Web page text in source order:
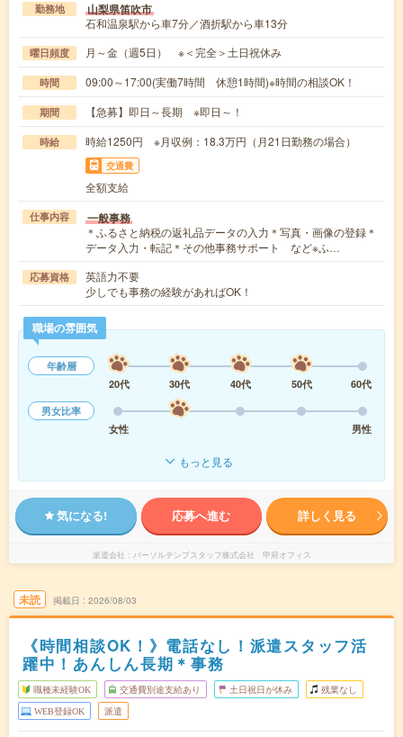
勤務地 山梨県笛吹市
石和温泉駅から車7分／酒折駅から車13分
曜日頻度 月～金（週5日） ※＜完全＞土日祝休み
時間 09:00～17:00(実働7時間 休憩1時間)※時間の相談OK！
期間 【急募】即日～長期 ※即日～！
時給 時給1250円 ※月収例：18.3万円（月21日勤務の場合）
交通費
全額支給
仕事内容 一般事務
＊ふるさと納税の返礼品データの入力＊写真・画像の登録＊
データ入力・転記＊その他事務サポート など※ふ…
応募資格
英語力不要
少しでも事務の経験があればOK！
職場の雰囲気
年齢層
20代
30代 40代 50代
60代
男女比率
女性
男性
もっと見る
気になる! 応募へ進む 詳しく見る
派遣会社 パーソルテンプスタッフ株式会社 甲府オフィス
未読 掲載日 2026/08/03
《時間相談OK！》電話なし！派遣スタッフ活
躍中！あんしん長期＊事務
職種未経験OK 交通費別途支給あり 土日祝日が休み 残業なし
WEB登録OK 派遣